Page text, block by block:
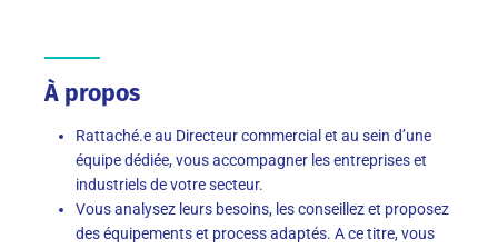
À propos
Rattaché.e au Directeur commercial et au sein d’une
équipe dédiée, vous accompagner les entreprises et
industriels de votre secteur.
Vous analysez leurs besoins, les conseillez et proposez
des équipements et process adaptés. A ce titre, vous